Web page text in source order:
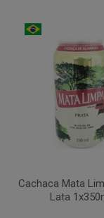
Cachaca Mata
Lata